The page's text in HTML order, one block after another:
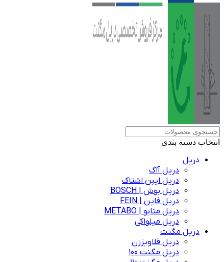
انتخاب دسته بندی
دریل
دریل آاگ
دریل ایبن اشتاک
دریل بوش | BOSCH
دریل فاین | FEIN
دریل متابو | METABO
دریل میلواکی
دریل مگنت
دریل قلاویززن
دریل مگنت 100